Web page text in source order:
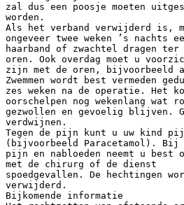
zal dus een poosje moeten
worden.
Als het verband verwijderd is,
ongeveer twee weken ’s nachts
haarband of zwachtel dragen ter
oren. Ook overdag moet u
zijn met de oren, bijvoorbeeld
Zwemmen wordt best vermeden
zes weken na de operatie. Het
oorschelpen nog wekenlang wat
gezwollen en gevoelig blijven.
verdwijnen.
Tegen de pijn kunt u uw kind
(bijvoorbeeld Paracetamol). Bij
pijn en nabloeden neemt u best
met de chirurg of de dienst
spoedgevallen. De hechtingen
verwijderd.
Bijkomende informatie